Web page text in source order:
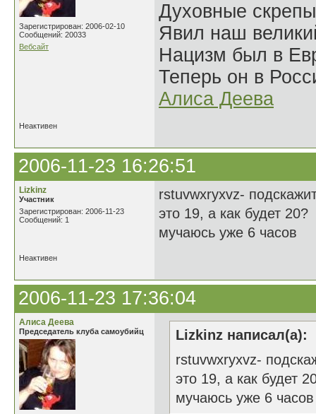
Зарегистрирован: 2006-02-10
Сообщений: 20033
Вебсайт
Духовные
Явил наш
Нацизм был в
Теперь он в
Алиса Деева
Неактивен
2006-11-23 16:26:51
Lizkinz
Участник
Зарегистрирован: 2006-11-23
Сообщений: 1
rstuvwxryxvz-
это 19, а как будет 20?
мучаюсь уже 6 часов
Неактивен
2006-11-23 17:36:04
Алиса Деева
Председатель клуба самоубийц
Lizkinz написал(а):
rstuvwxryxvz-
это 19, а как будет
мучаюсь уже 6 часов